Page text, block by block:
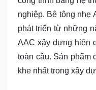
nghiệp. Bê tông nhẹ
phát triển từ những
AAC xây dựng hiện
toàn cầu. Sản phẩm
khe nhất trong xây